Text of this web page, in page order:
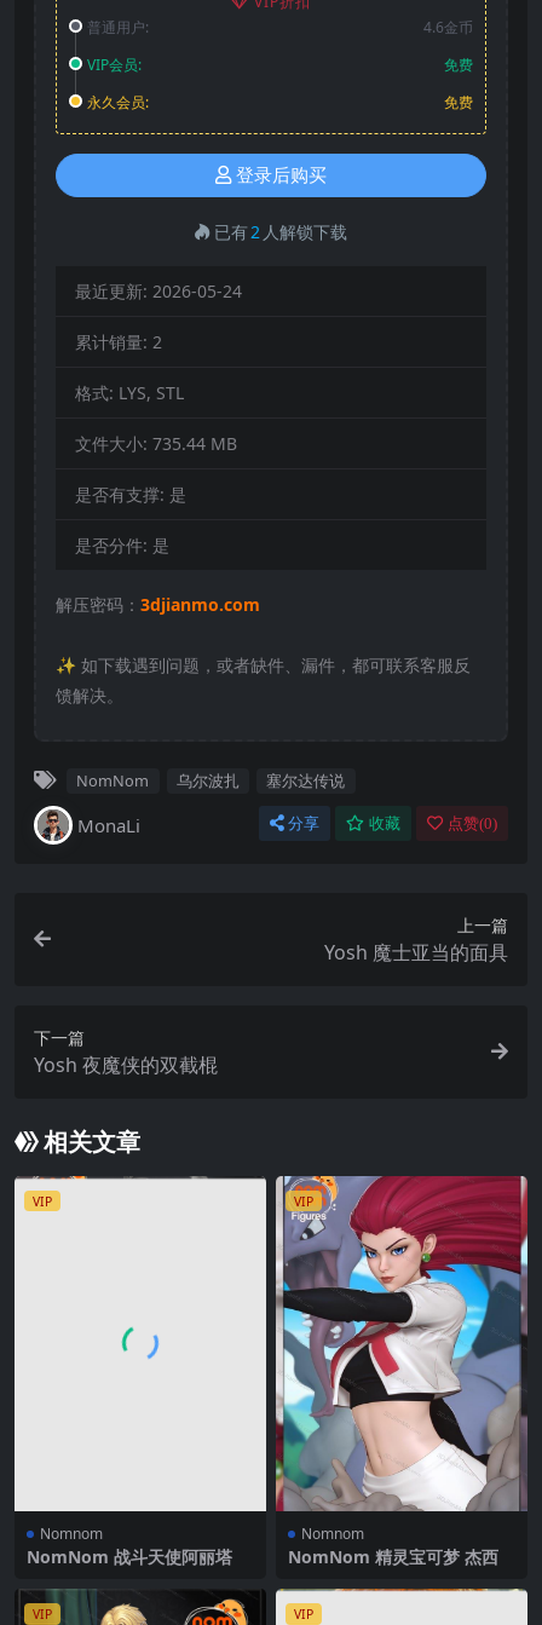
普通用户:
4.6金币
VIP会员:
免费
永久会员:
免费
登录后购买
已有2 人解锁下载
最近更新: 2026-05-24
累计销量: 2
格式: LYS, STL
文件大小: 735.44 MB
是否有支撑: 是
是否分件: 是
解压密码： 3djianmo.com
✨️ 如下载遇到问题，或者缺件、漏件，都可联系客服反
馈解决。
NomNom 乌尔波扎 塞尔达传说
MonaLi 分享 收藏 点赞(0)
上一篇
Yosh ‌魔士亚当的面具
下一篇
Yosh ‌夜魔侠的双截棍
相关文章
VIP
Nomnom
NomNom 战斗天使阿丽塔
VIP
Nomnom
NomNom 精灵宝可梦 杰西
VIP VIP